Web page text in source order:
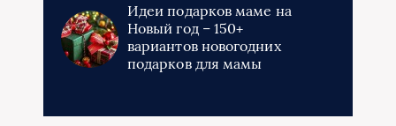
Идеи подарков маме на
Новый год – 150+
вариантов новогодних
подарков для мамы